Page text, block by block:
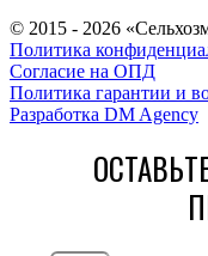
© 2015 - 2026
Политика
Согласие на ОПД
Политика гарантии и
Разработка DM Agency